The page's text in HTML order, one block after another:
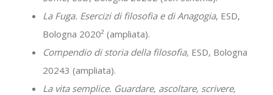
La Fuga. Esercizi di filosofia e di Anagogia, ESD,
Bologna 2020² (ampliata).
Compendio di storia della filosofia, ESD, Bologna
20243 (ampliata).
La vita semplice. Guardare, ascoltare, scrivere,